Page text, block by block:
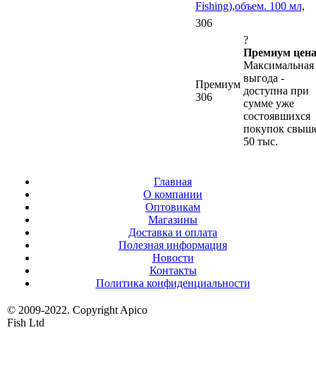
Fishing),объем. 100 мл,
306
Премиум
306
?
Премиум
Максимальная
выгода -
доступна при
сумме уже
состоявшихся
покупок
50 тыс.
Главная
О компании
Оптовикам
Магазины
Доставка и оплата
Полезная информация
Новости
Контакты
Политика конфиденциальности
© 2009-2022. Copyright Apico
Fish Ltd